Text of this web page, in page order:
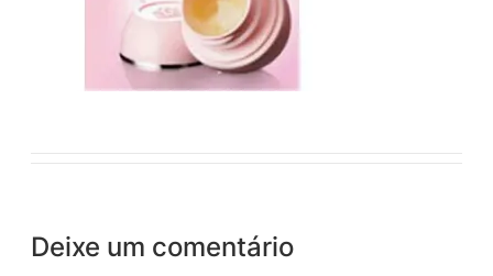
Deixe um comentário